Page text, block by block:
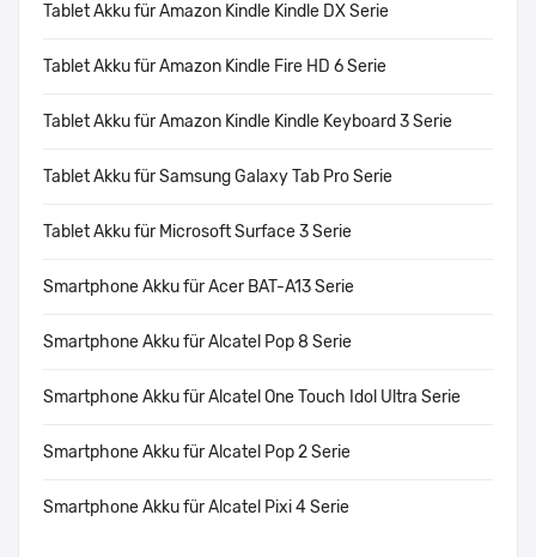
Tablet Akku für Amazon Kindle Kindle DX Serie
Tablet Akku für Amazon Kindle Fire HD 6 Serie
Tablet Akku für Amazon Kindle Kindle Keyboard 3 Serie
Tablet Akku für Samsung Galaxy Tab Pro Serie
Tablet Akku für Microsoft Surface 3 Serie
Smartphone Akku für Acer BAT-A13 Serie
Smartphone Akku für Alcatel Pop 8 Serie
Smartphone Akku für Alcatel One Touch Idol Ultra Serie
Smartphone Akku für Alcatel Pop 2 Serie
Smartphone Akku für Alcatel Pixi 4 Serie